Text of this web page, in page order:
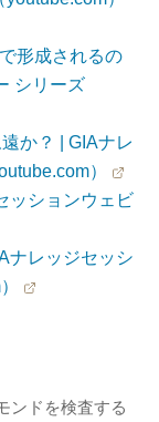
形成されるの
シリーズ
か？ | GIAナレ
）
ッションウェビ
ナレッジセッシ
ンドを検査する